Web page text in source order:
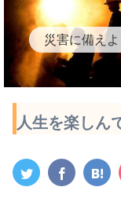
災害に備え
人生を楽しん